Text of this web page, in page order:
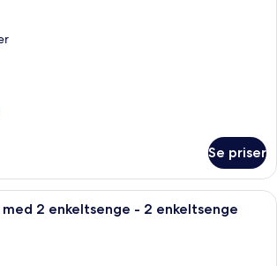
Se priser
Et kompakt hotelværelse med to
2 enkeltsenge - 2 enkeltsenge